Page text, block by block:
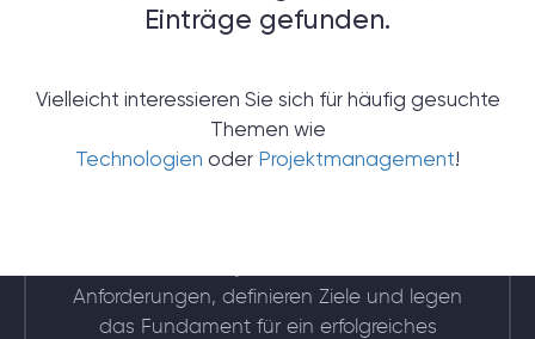
Einträge gefunden.
Vielleicht interessieren Sie sich für häufig gesuchte
Themen wie
Technologien oder Projektmanagement!
Noch nicht sicher, was Sie
Anforderungen, definieren Ziele und legen
das Fundament für ein erfolgreiches